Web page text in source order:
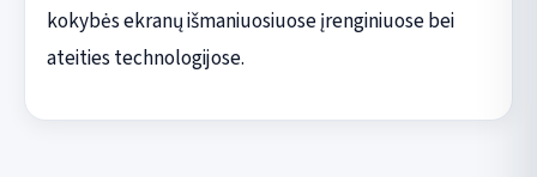
kokybės ekranų išmaniuosiuose įrenginiuose bei
ateities technologijose.